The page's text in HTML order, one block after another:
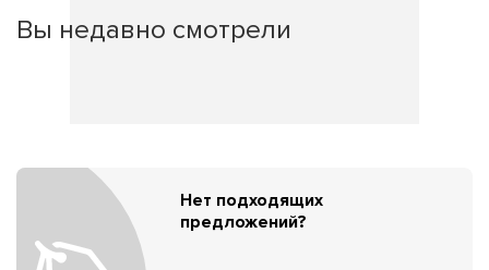
Вы недавно смотрели
Нет подходящих
предложений?